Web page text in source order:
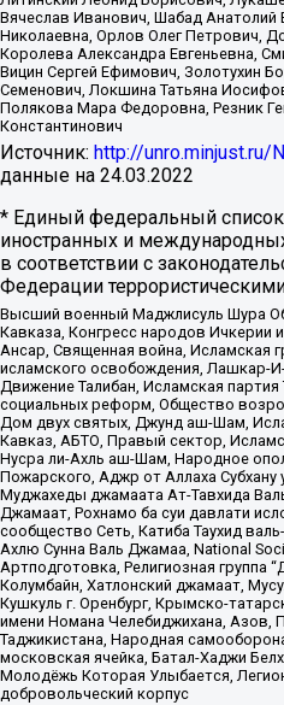
Вячеслав Иванович, Шабад Анатолий
Николаевна, Орлов Олег Петрович,
Королева Александра Евгеньевна,
Вицин Сергей Ефимович, Золотухин
Семенович, Локшина Татьяна
Полякова Мара Федоровна, Резник
Константинович
Источник: http://unro.minjust.ru/
данные на 24.03.2022
* Единый федеральный список
иностранных и
в соответствии с
Федерации
Высший военный Маджлисуль Шура
Кавказа, Конгресс народов Ичкерии
Ансар, Священная война, Исламская
исламского освобождения, Лашкар-
Движение Талибан, Исламская
социальных реформ, Общество
Дом двух святых, Джунд аш-Шам,
Кавказ, АБТО, Правый сектор,
Нусра ли-Ахль аш-Шам, Народное
Пожарского, Аджр от Аллаха Субхану
Муджахеды джамаата Ат-Тавхида
Джамаат, Рохнамо ба суи давлати
сообщество Сеть, Катиба Таухид
Ахлю Сунна Валь Джамаа, National
Артподготовка, Религиозная группа
Колумбайн, Хатлонский джамаат,
Кушкуль г. Оренбург, Крымско-
имени Номана Челебиджихана, Азов,
Таджикистана, Народная
московская ячейка, Батал-Хаджи
Молодёжь Которая Улыбается,
добровольческий корпус